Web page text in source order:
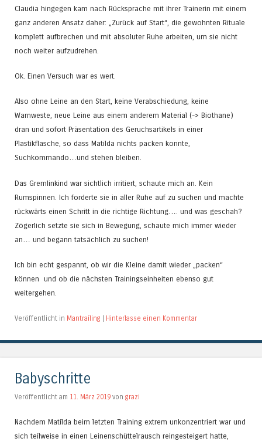
Claudia hingegen kam nach Rücksprache mit ihrer Trainerin mit einem
ganz anderen Ansatz daher: „Zurück auf Start“, die gewohnten Rituale
komplett aufbrechen und mit absoluter Ruhe arbeiten, um sie nicht
noch weiter aufzudrehen.
Ok. Einen Versuch war es wert.
Also ohne Leine an den Start, keine Verabschiedung, keine
Warnweste, neue Leine aus einem anderem Material (-> Biothane)
dran und sofort Präsentation des Geruchsartikels in einer
Plastikflasche, so dass Matilda nichts packen konnte,
Suchkommando…und stehen bleiben.
Das Gremlinkind war sichtlich irritiert, schaute mich an. Kein
Rumspinnen. Ich forderte sie in aller Ruhe auf zu suchen und machte
rückwärts einen Schritt in die richtige Richtung…. und was geschah?
Zögerlich setzte sie sich in Bewegung, schaute mich immer wieder
an… und begann tatsächlich zu suchen!
Ich bin echt gespannt, ob wir die Kleine damit wieder „packen“
können und ob die nächsten Trainingseinheiten ebenso gut
weitergehen.
Veröffentlicht in Mantrailing Hinterlasse einen Kommentar
Babyschritte
Veröffentlicht am 11. März 2019 von grazi
Nachdem Matilda beim letzten Training extrem unkonzentriert war und
sich teilweise in einen Leinenschüttelrausch reingesteigert hatte,